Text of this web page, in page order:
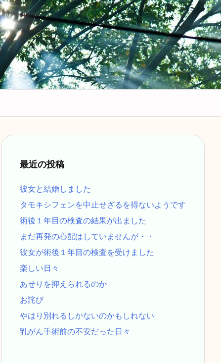
最近の投稿
彼女と結婚しました
タモキシフェンを中止せざるを得ないようです
術後１年目の検査の結果が出ました
まだ再発の心配はしていませんが・・
彼女が術後１年目の検査を受けました
楽しい日々
あせりを抑えられるのか
お詫び
やはり別れるしかないのかもしれない
乳がん手術前の不安だった日々